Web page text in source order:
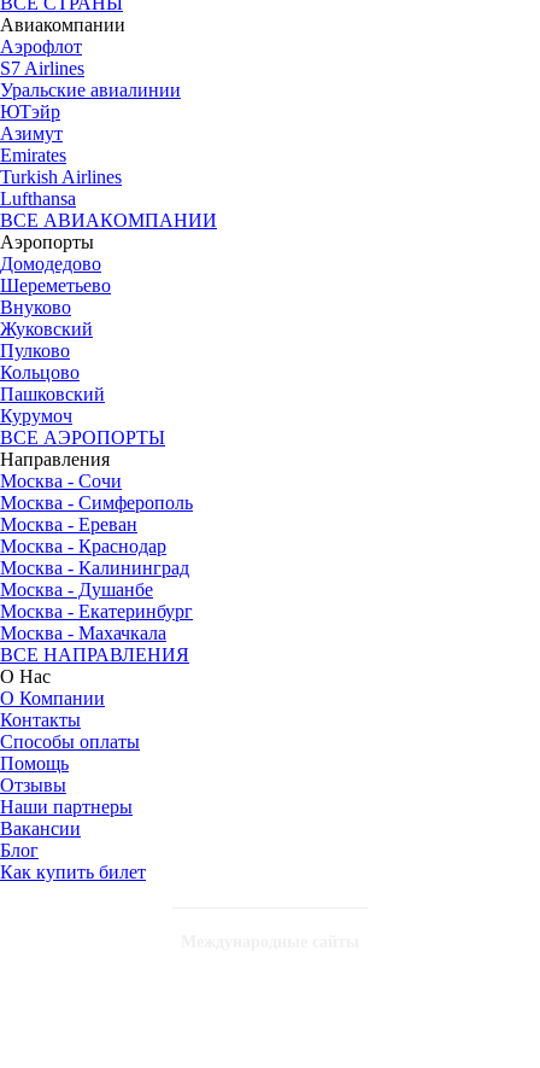
Авиакомпании
Аэрофлот
S7 Airlines
Уральские авиалинии
ЮТэйр
Азимут
Emirates
Turkish Airlines
Lufthansa
ВСЕ АВИАКОМПАНИИ
Аэропорты
Домодедово
Шереметьево
Внуково
Жуковский
Пулково
Кольцово
Пашковский
Курумоч
ВСЕ АЭРОПОРТЫ
Направления
Москва - Сочи
Москва - Симферополь
Москва - Ереван
Москва - Краснодар
Москва - Калининград
Москва - Душанбе
Москва - Екатеринбург
Москва - Махачкала
ВСЕ НАПРАВЛЕНИЯ
О Нас
О Компании
Контакты
Способы оплаты
Помощь
Отзывы
Наши партнеры
Вакансии
Блог
Как купить билет